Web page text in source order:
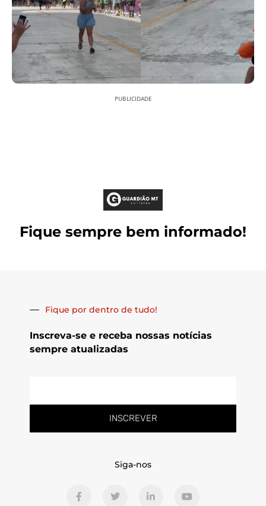
PUBLICIDADE
Fique sempre bem informado!
Fique por dentro de tudo!
Inscreva-se e receba nossas notícias
sempre atualizadas
INSCREVER
Siga-nos
a
w
i
o